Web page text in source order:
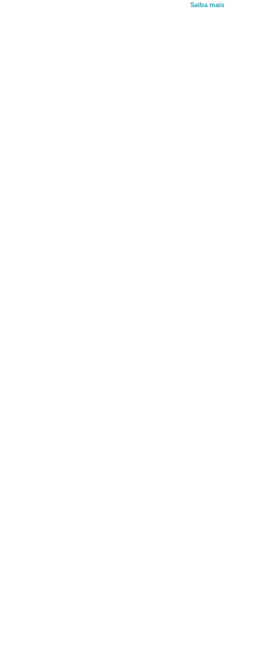
Saiba mais